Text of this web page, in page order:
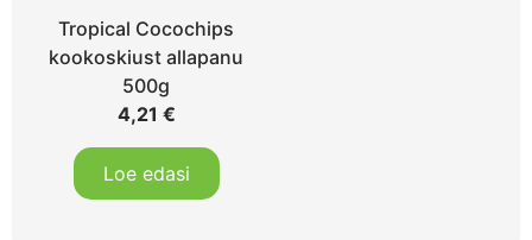
Tropical Cocochips
kookoskiust allapanu
500g
4,21 €
Loe edasi